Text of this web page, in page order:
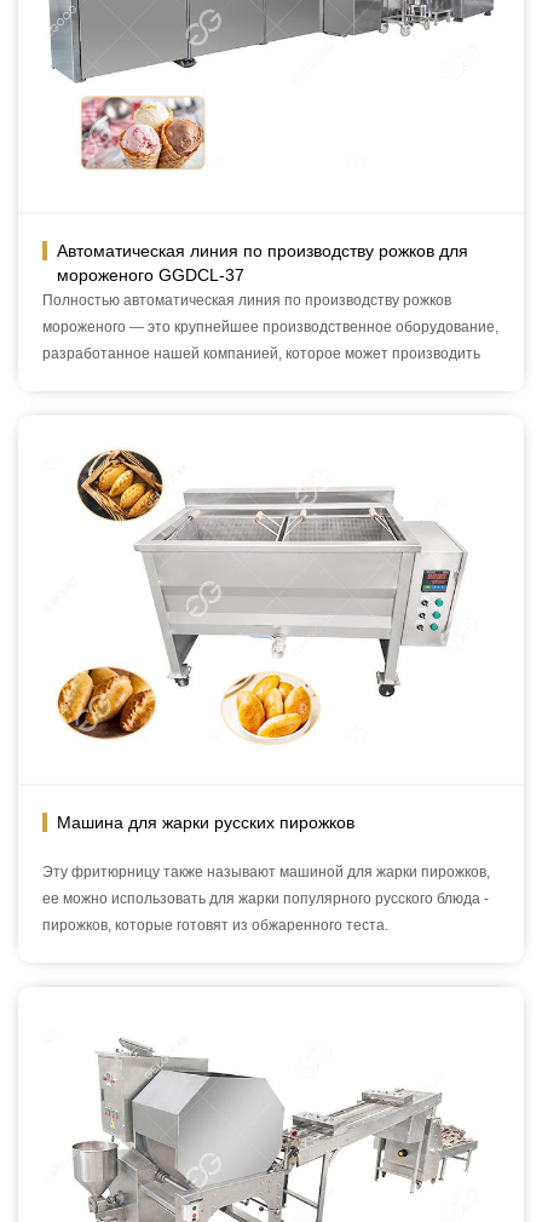
Автоматическая линия по производству рожков для
мороженого GGDCL-37
Полностью автоматическая линия по производству рожков
мороженого — это крупнейшее производственное оборудование,
разработанное нашей компанией, которое может производить
Машина для жарки русских пирожков
Эту фритюрницу также называют машиной для жарки пирожков,
ее можно использовать для жарки популярного русского блюда -
пирожков, которые готовят из обжаренного теста.